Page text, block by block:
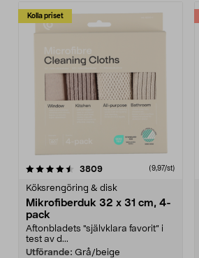
Kolla priset
3809recensioner (9,97/st)
Köksrengöring & disk
Mikrofiberduk 32 x 31 cm, 4-
pack
Aftonbladets "självklara favorit” i
test av d...
Utförande: Grå/beige
4.0av 5 stjärnor